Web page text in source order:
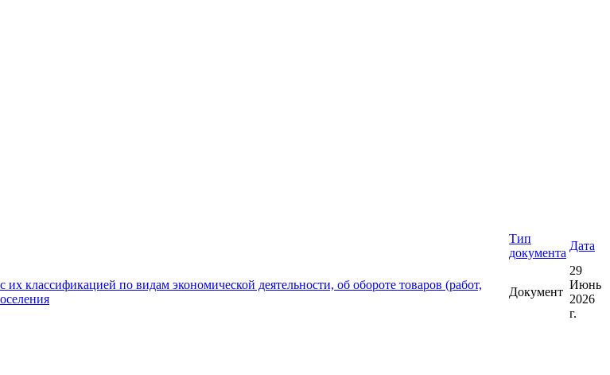
Тип
документа
Дата
классификацией по видам экономической деятельности, об обороте товаров (работ,
Документ
29
Июнь
2026
г.